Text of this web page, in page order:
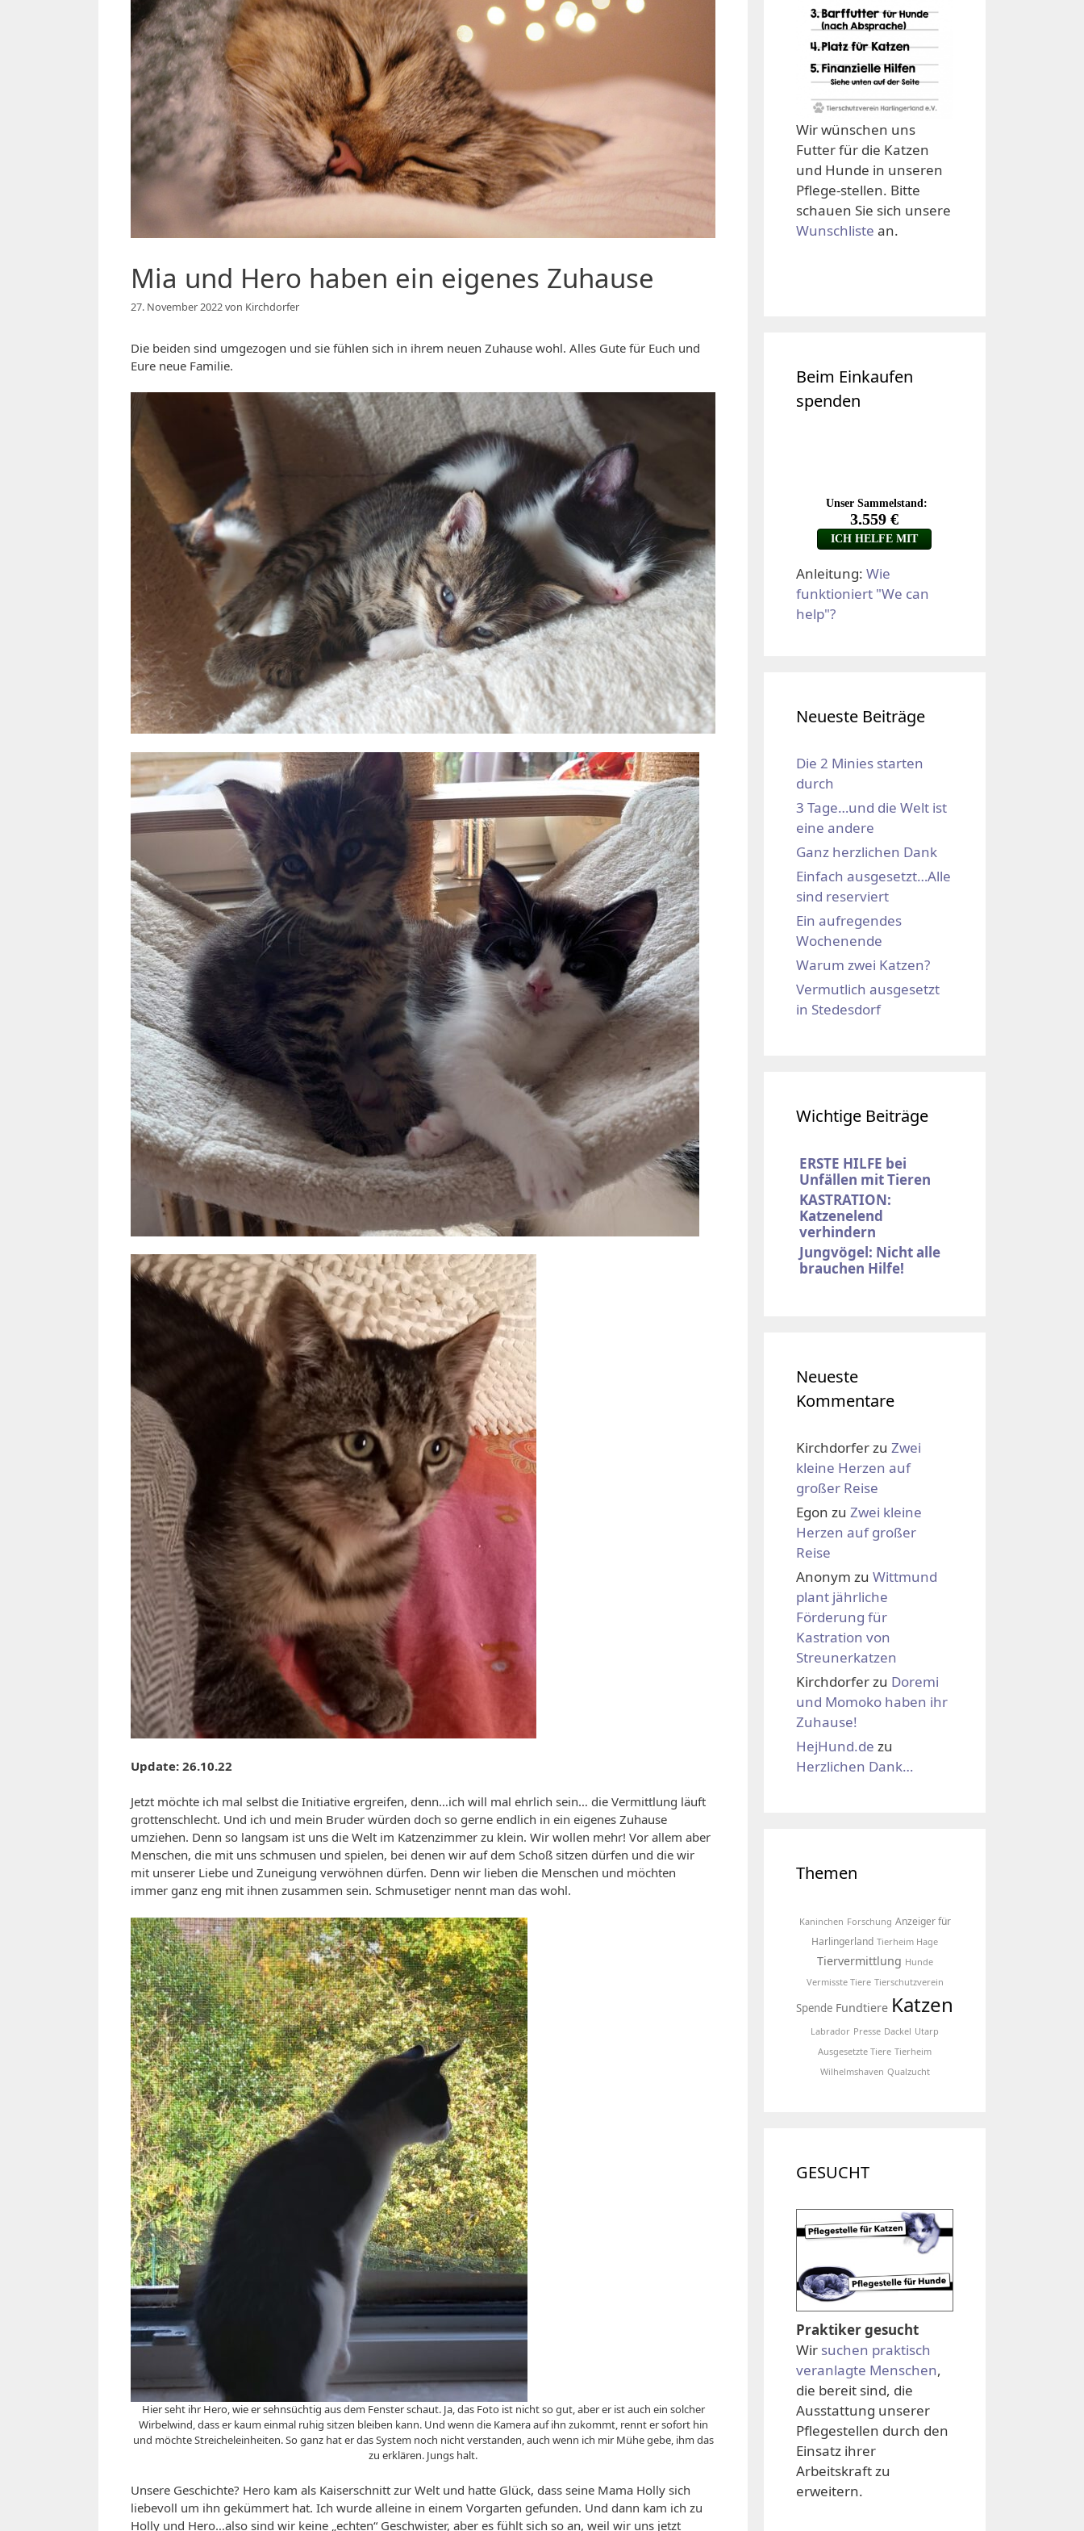
Mia und Hero haben ein eigenes Zuhause
27. November 2022von Kirchdorfer
Die beiden sind umgezogen und sie fühlen sich in ihrem neuen Zuhause wohl. Alles Gute für Euch und
Eure neue Familie.
Update: 26.10.22
Jetzt möchte ich mal selbst die Initiative ergreifen, denn…ich will mal ehrlich sein… die Vermittlung läuft
grottenschlecht. Und ich und mein Bruder würden doch so gerne endlich in ein eigenes Zuhause
umziehen. Denn so langsam ist uns die Welt im Katzenzimmer zu klein. Wir wollen mehr! Vor allem aber
Menschen, die mit uns schmusen und spielen, bei denen wir auf dem Schoß sitzen dürfen und die wir
mit unserer Liebe und Zuneigung verwöhnen dürfen. Denn wir lieben die Menschen und möchten
immer ganz eng mit ihnen zusammen sein. Schmusetiger nennt man das wohl.
Hier seht ihr Hero, wie er sehnsüchtig aus dem Fenster schaut. Ja, das Foto ist nicht so gut, aber er ist auch ein solcher
Wirbelwind, dass er kaum einmal ruhig sitzen bleiben kann. Und wenn die Kamera auf ihn zukommt, rennt er sofort hin
und möchte Streicheleinheiten. So ganz hat er das System noch nicht verstanden, auch wenn ich mir Mühe gebe, ihm das
zu erklären. Jungs halt.
Unsere Geschichte? Hero kam als Kaiserschnitt zur Welt und hatte Glück, dass seine Mama Holly sich
liebevoll um ihn gekümmert hat. Ich wurde alleine in einem Vorgarten gefunden. Und dann kam ich zu
Holly und Hero…also sind wir keine „echten“ Geschwister, aber es fühlt sich so an, weil wir uns jetzt
Wir wünschen uns
Futter für die Katzen
und Hunde in unseren
Pflege-stellen. Bitte
schauen Sie sich unsere
Wunschliste an.
Beim Einkaufen
spenden
Anleitung: Wie
funktioniert "We can
help"?
Neueste Beiträge
Die 2 Minies starten
durch
3 Tage…und die Welt ist
eine andere
Ganz herzlichen Dank
Einfach ausgesetzt…Alle
sind reserviert
Ein aufregendes
Wochenende
Warum zwei Katzen?
Vermutlich ausgesetzt
in Stedesdorf
Wichtige Beiträge
ERSTE HILFE bei
Unfällen mit Tieren
KASTRATION:
Katzenelend
verhindern
Jungvögel: Nicht alle
brauchen Hilfe!
Neueste
Kommentare
Kirchdorferzu Zwei
kleine Herzen auf
großer Reise
Egon zu Zwei kleine
Herzen auf großer
Reise
Anonym zu Wittmund
plant jährliche
Förderung für
Kastration von
Streunerkatzen
Kirchdorferzu Doremi
und Momoko haben ihr
Zuhause!
HejHund.de zu
Herzlichen Dank…
Themen
Kaninchen Forschung Anzeiger für
Harlingerland Tierheim Hage
Tiervermittlung Hunde
Vermisste Tiere Tierschutzverein
Spende Fundtiere Katzen
Labrador Presse Dackel Utarp
Ausgesetzte Tiere Tierheim
Wilhelmshaven Qualzucht
GESUCHT
Praktiker gesucht
Wir suchen praktisch
veranlagte Menschen,
die bereit sind, die
Ausstattung unserer
Pflegestellen durch den
Einsatz ihrer
Arbeitskraft zu
erweitern.